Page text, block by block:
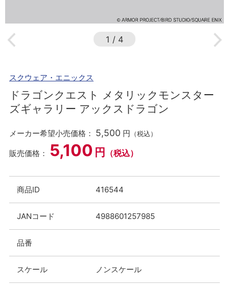
1 / 4
スクウェア・エニックス
ドラゴンクエスト メタリックモンスター
ズギャラリー アックスドラゴン
メーカー希望小売価格： 5,500 円 （税込）
販売価格： 5,100 円 （税込）
商品ID 416544
JANコード 4988601257985
品番
スケール ノンスケール